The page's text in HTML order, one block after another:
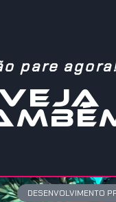
pare
DESENVOLVIMENTO